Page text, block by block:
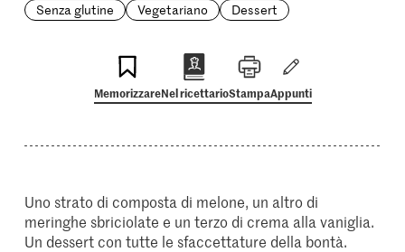
Senza glutine
Vegetariano Dessert
MemorizzareNel ricettarioStampaAppunti
Uno strato di composta di melone, un altro di
meringhe sbriciolate e un terzo di crema alla vaniglia.
Un dessert con tutte le sfaccettature della bontà.